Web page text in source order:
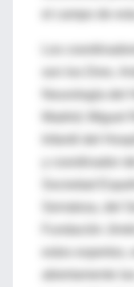
el campo de
son los Dres.
Neurología del
Madrid; Miguel
Infantil del
y coordinador
Sociedad
Serratosa, del
Fundación